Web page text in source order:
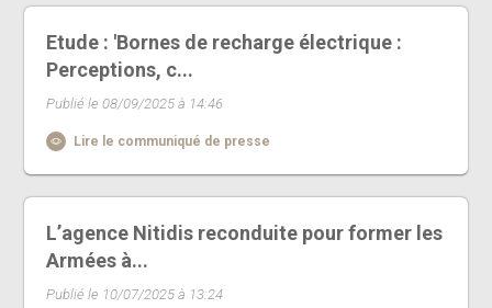
Etude : 'Bornes de recharge électrique :
Perceptions, c...
Publié le 08/09/2025 à 14:46
Lire le communiqué de presse
L’agence Nitidis reconduite pour former les
Armées à...
Publié le 10/07/2025 à 13:24